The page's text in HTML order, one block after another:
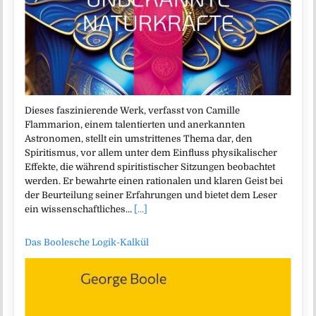
Dieses faszinierende Werk, verfasst von Camille
Flammarion, einem talentierten und anerkannten
Astronomen, stellt ein umstrittenes Thema dar, den
Spiritismus, vor allem unter dem Einfluss physikalischer
Effekte, die während spiritistischer Sitzungen beobachtet
werden. Er bewahrte einen rationalen und klaren Geist bei
der Beurteilung seiner Erfahrungen und bietet dem Leser
ein wissenschaftliches… [...]
Das Boolesche Logik-Kalkül